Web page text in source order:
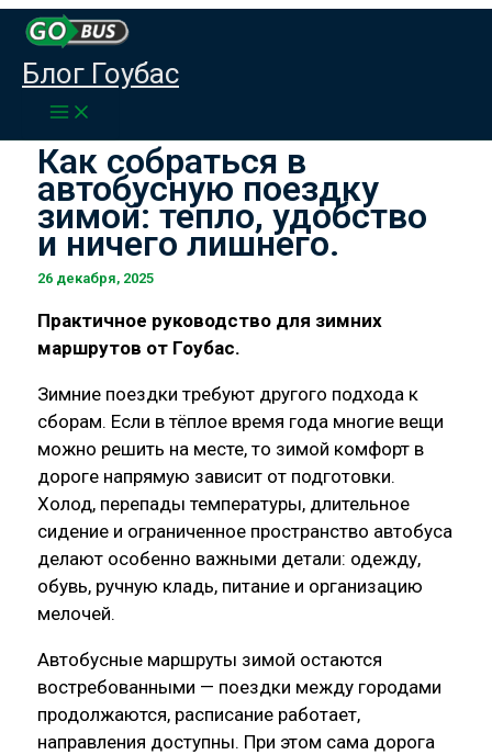
Перейти
содержимому
Блог Гоубас
Главная
Как собраться в автобусную поездку зимой:
тепло, удобство и ничего лишнего.
Как собраться в
автобусную поездку
зимой: тепло, удобство
и ничего лишнего.
26 декабря, 2025
Практичное руководство для зимних
маршрутов от Гоубас.
Зимние поездки требуют другого подхода к
сборам. Если в тёплое время года многие вещи
можно решить на месте, то зимой комфорт в
дороге напрямую зависит от подготовки.
Холод, перепады температуры, длительное
сидение и ограниченное пространство автобуса
делают особенно важными детали: одежду,
обувь, ручную кладь, питание и организацию
мелочей.
Автобусные маршруты зимой остаются
востребованными — поездки между городами
продолжаются, расписание работает,
направления доступны. При этом сама дорога